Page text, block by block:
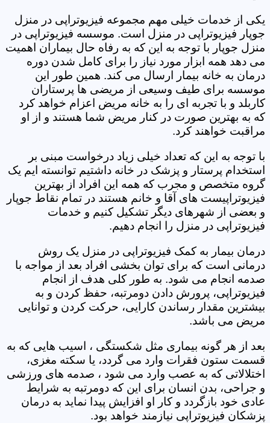
یکی از خدمات خیلی مهم مجموعه فیزیوتراپی در منزل
جوپار فیزیوتراپی در منزل است. موسسه فیزیوتراپی در
منزل جوپار با توجه به این که به رفاه حال بیماران اهمیت
می دهد همه ابزار مورد نیاز را برای کامل شدن دوره
درمان به خانه بیمار ارسال می کند. همین طور این
موسسه برای طیف وسیعی از مریضی ها پرستاران
کاربلد و با تجربه ای را به خانه مریض اعزام خواهد کرد
که به بهترین صورت در کنار مریض شما هستند و از او
مراقبت خواهند کرد.
با توجه به این که تعداد خیلی زیاد درخواست مبنی بر
استخدام پرستار و پزشک در خانه داشتیم توانسته ایم یک
گروه متخصص و مجرب که همه این افراد از بهترین
فیزیوتراپیست های آقا و خانم هستند در تمام نقاط جوپار
و بعضی از شهرهای دیگر تشکیل کنیم و خدمات
فیزیوتراپی در منزل را انجام دهیم.
درمان بیمار به کمک فیزیوتراپی در منزل یک روش
درمانی است که برای توان بخشی افراد بعد از مواجه با
صدمه انجام می شود. به طور کلی هدف از انجام
فیزیوتراپی، پرورش دادن دومرتبه، حفظ کردن و به
بیشترین مقدار رساندن کارایی، حرکت کردن و توانایی
مریض می باشد.
بعد از هر گونه بیماری مثل شکستگی ، اسیب هایی که به
قسمت ستون فقرات وارد می گردد، یا سکته مغزی،
اختلالاتی که به عصب وارد می شود ، صدمه های ورزشی
و جراحی، بدن انسان برای این که دومرتبه به شرایط
عادی خود بازگردد و کار او افزایش پیدا نماید به درمان
پزشکان فیزیوتراپی نیازمند خواهد بود.